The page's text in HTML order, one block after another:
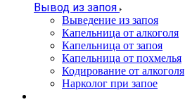
Вывод из запоя
Выведение из запоя
Капельница от алкоголя
Капельница от запоя
Капельница от похмелья
Кодирование от алкоголя
Нарколог при запое